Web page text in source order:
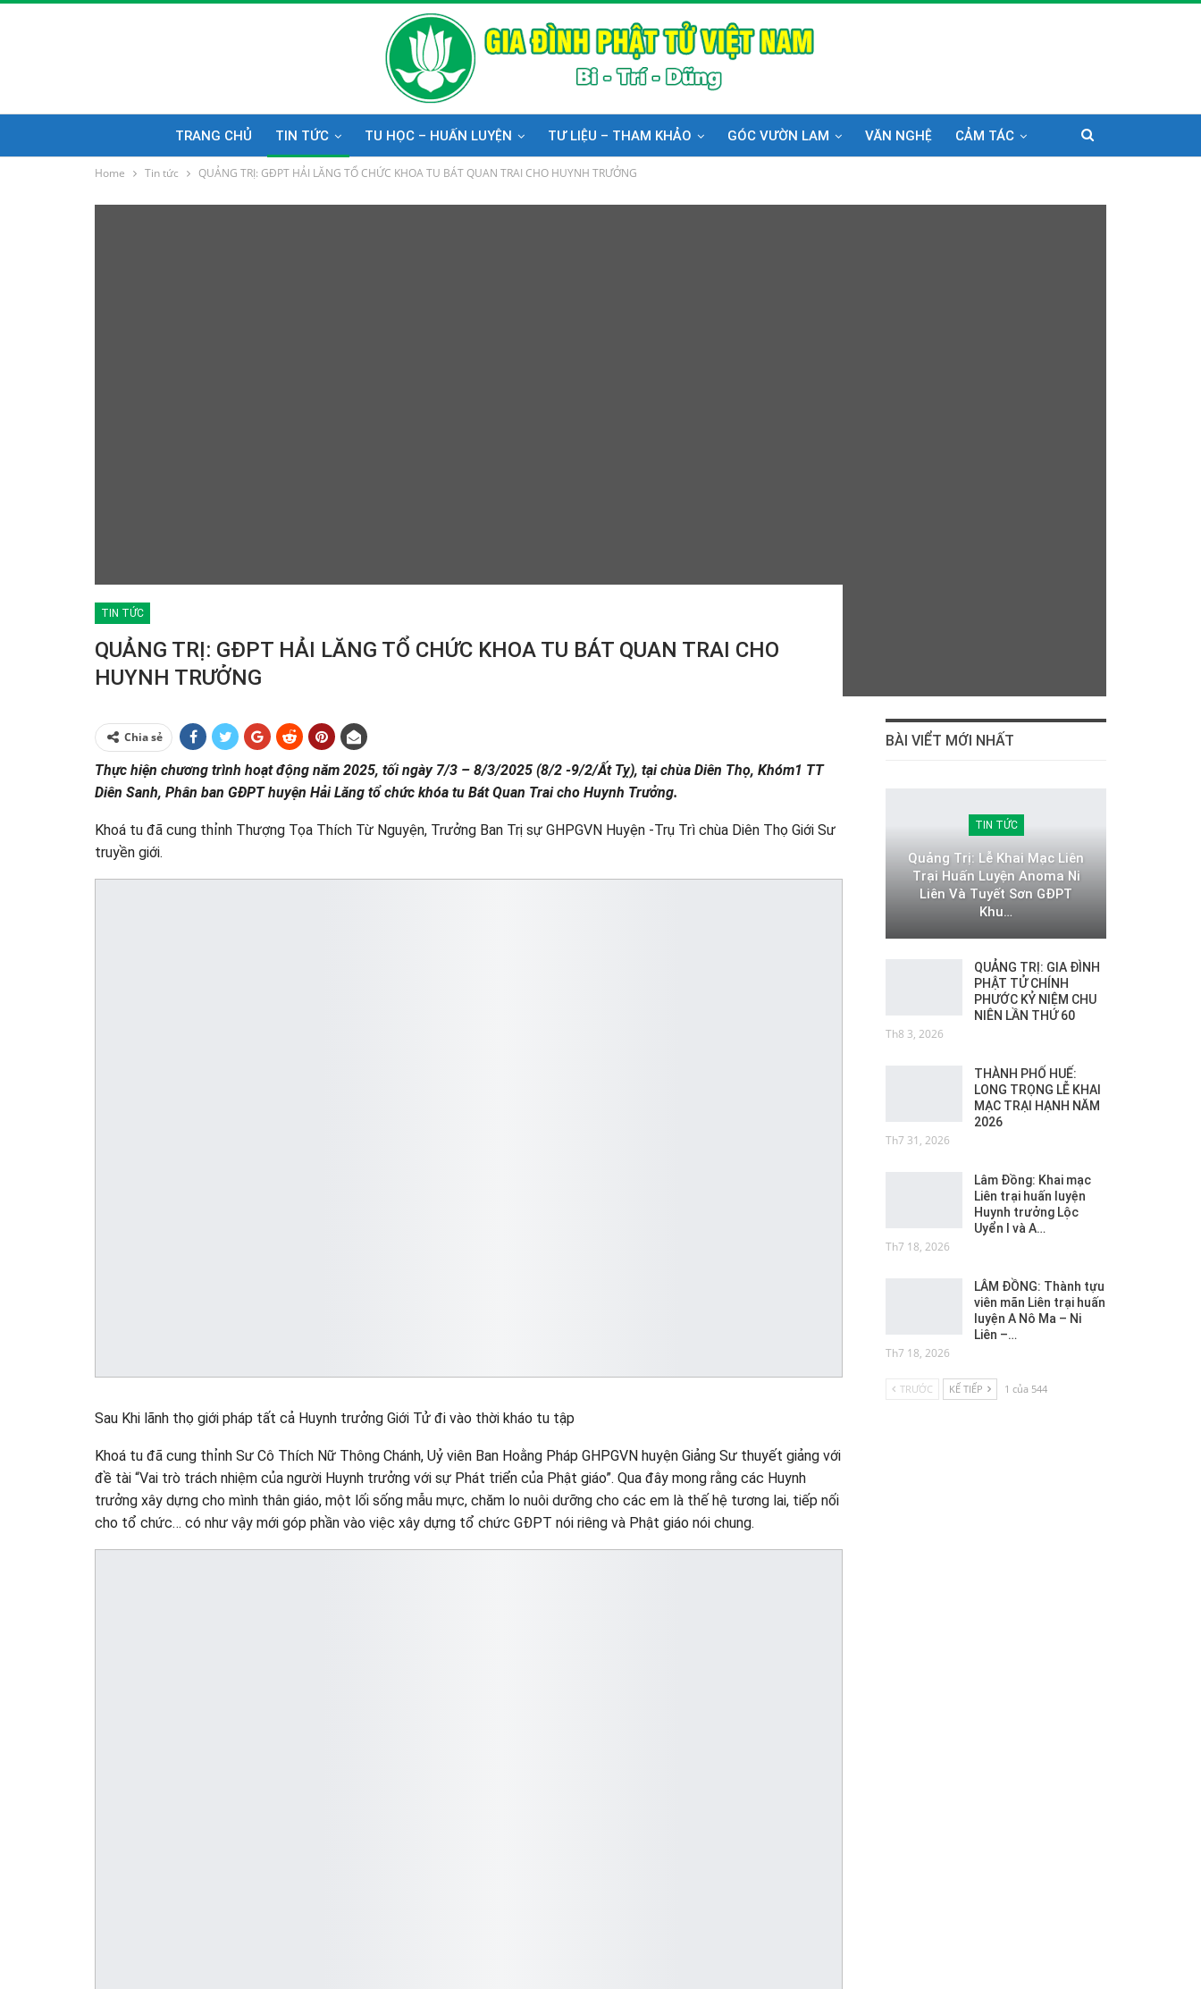
TRANG CHỦ TIN TỨC TU HỌC – HUẤN LUYỆN TƯ LIỆU – THAM KHẢO GÓC VƯỜN LAM VĂN NGHỆ CẢM TÁC
Home Tin tức QUẢNG TRỊ: GĐPT HẢI LĂNG TỔ CHỨC KHOA TU BÁT QUAN TRAI CHO HUYNH TRƯỞNG
TIN TỨC
QUẢNG TRỊ: GĐPT HẢI LĂNG TỔ CHỨC KHOA TU BÁT QUAN TRAI CHO
HUYNH TRƯỞNG
Chia sẻ
Thực hiện chương trình hoạt động năm 2025, tối ngày 7/3 – 8/3/2025 (8/2 -9/2/Ất Tỵ), tại chùa Diên Thọ, Khóm1 TT
Diên Sanh, Phân ban GĐPT huyện Hải Lăng tổ chức khóa tu Bát Quan Trai cho Huynh Trưởng.
Khoá tu đã cung thỉnh Thượng Tọa Thích Từ Nguyện, Trưởng Ban Trị sự GHPGVN Huyện -Trụ Trì chùa Diên Thọ Giới Sư
truyền giới.
Sau Khi lãnh thọ giới pháp tất cả Huynh trưởng Giới Tử đi vào thời kháo tu tập
Khoá tu đã cung thỉnh Sư Cô Thích Nữ Thông Chánh, Uỷ viên Ban Hoằng Pháp GHPGVN huyện Giảng Sư thuyết giảng với
đề tài “Vai trò trách nhiệm của người Huynh trưởng với sự Phát triển của Phật giáo”. Qua đây mong rằng các Huynh
trưởng xây dựng cho mình thân giáo, một lối sống mẫu mực, chăm lo nuôi dưỡng cho các em là thế hệ tương lai, tiếp nối
cho tổ chức… có như vậy mới góp phần vào việc xây dựng tổ chức GĐPT nói riêng và Phật giáo nói chung.
BÀI VIỂT MỚI NHẤT
TIN TỨC
Quảng Trị: Lễ Khai Mạc Liên
Trại Huấn Luyện Anoma Ni
Liên Và Tuyết Sơn GĐPT
Khu…
QUẢNG TRỊ: GIA ĐÌNH
PHẬT TỬ CHÍNH
PHƯỚC KỶ NIỆM CHU
NIÊN LẦN THỨ 60
Th8 3, 2026
THÀNH PHỐ HUẾ:
LONG TRỌNG LỄ KHAI
MẠC TRẠI HẠNH NĂM
2026
Th7 31, 2026
Lâm Đồng: Khai mạc
Liên trại huấn luyện
Huynh trưởng Lộc
Uyển I và A…
Th7 18, 2026
LÂM ĐỒNG: Thành tựu
viên mãn Liên trại huấn
luyện A Nô Ma – Ni
Liên –…
Th7 18, 2026
TRƯỚC KẾ TIẾP 1 của 544